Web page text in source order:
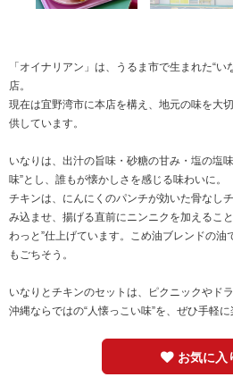
「オイナリアン」は、うるま市で生まれた“
店。
現在は宜野湾市に本店を構え、地元の味を大
供しています。
いなりは、出汁の旨味・砂糖の甘み・塩の塩
味”とし、誰もが懐かしさを感じる味わいに。
チキンは、にんにくのパンチが効いた骨なし
み込ませ、揚げる直前にニンニクを加えるこ
わっと”仕上げています。こめ油ブレンドの油
もごちそう。
いなりとチキンのセットは、ピクニックやド
沖縄ならではの“人懐っこい味”を、ぜひ手軽に
お気に入